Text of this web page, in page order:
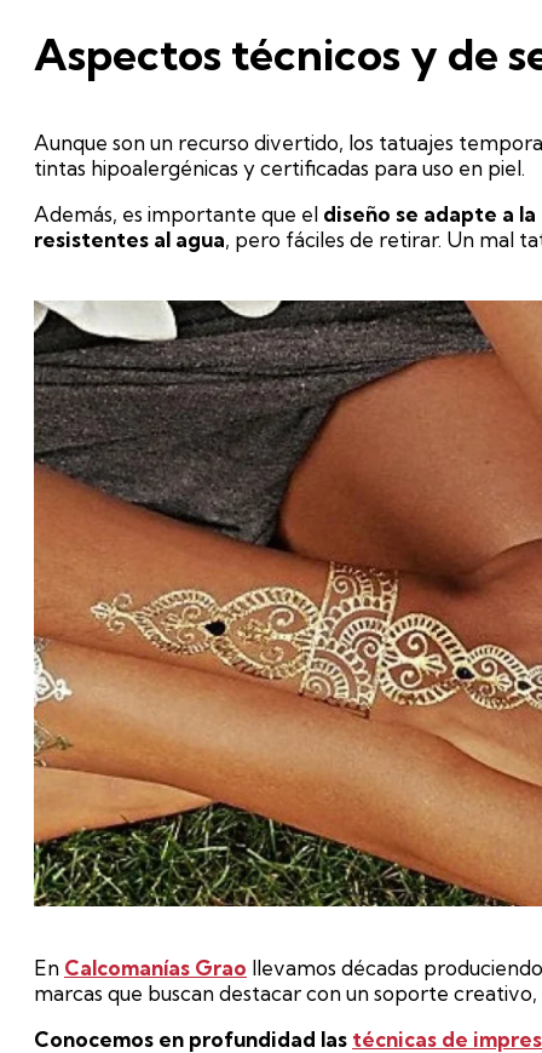
Aspectos técnicos y de
Aunque son un recurso divertido, los tatuajes
tintas hipoalergénicas y certificadas para uso en piel.
Además, es importante que el diseño se adapte a
resistentes al agua, pero fáciles de retirar. Un mal
En Calcomanías Grao llevamos décadas
marcas que buscan destacar con un soporte
Conocemos en profundidad las técnicas de